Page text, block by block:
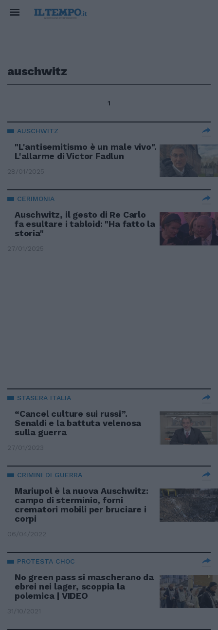
auschwitz
1
AUSCHWITZ
"L'antisemitismo è un male vivo".
L'allarme di Victor Fadlun
28/01/2025
CERIMONIA
Auschwitz, il gesto di Re Carlo
fa esultare i tabloid: "Ha fatto la
storia"
27/01/2025
STASERA ITALIA
“Cancel culture sui russi”.
Senaldi e la battuta velenosa
sulla guerra
27/01/2023
CRIMINI DI GUERRA
Mariupol è la nuova Auschwitz:
campo di sterminio, forni
crematori mobili per bruciare i
corpi
06/04/2022
PROTESTA CHOC
No green pass si mascherano da
ebrei nei lager, scoppia la
polemica | VIDEO
31/10/2021